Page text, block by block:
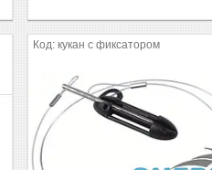
кукан с фиксатором